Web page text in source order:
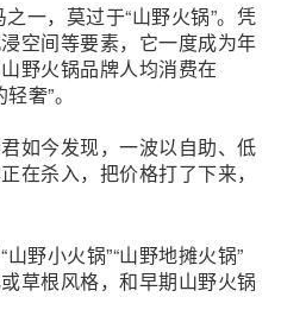
一，莫过于“山野火锅”。凭
空间等要素，它一度成为年
野火锅品牌人均消费在
奢”。
如今发现，一波以自助、低
在杀入，把价格打了下来，
野小火锅”“山野地摊火锅”
草根风格，和早期山野火锅